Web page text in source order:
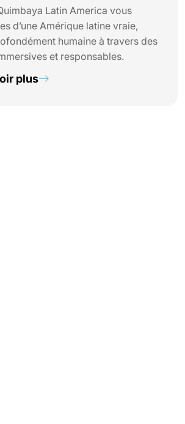
Latin America vous
d’une Amérique latine vraie,
humaine à travers des
et responsables.
plus